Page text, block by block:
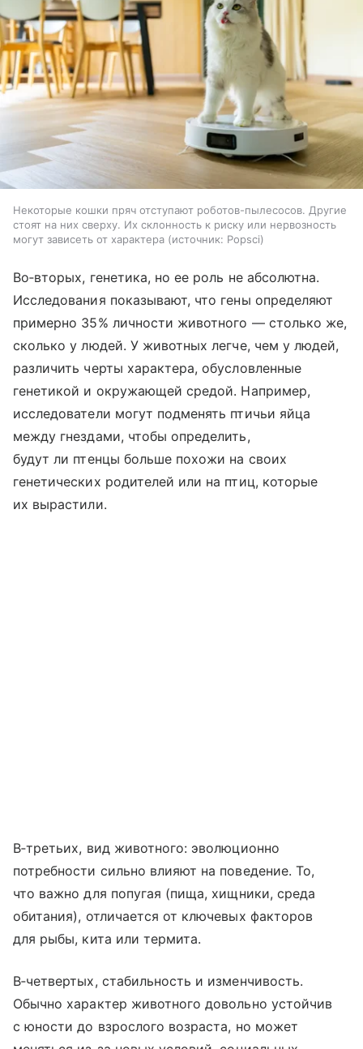
Некоторые кошки пряч отступают роботов-пылесосов. Другие
стоят на них сверху. Их склонность к риску или нервозность
могут зависеть от характера
источник: Popsci
Во‑вторых, генетика, но ее роль не абсолютна.
Исследования показывают, что гены определяют
примерно 35% личности животного — столько же,
сколько у людей. У животных легче, чем у людей,
различить черты характера, обусловленные
генетикой и окружающей средой. Например,
исследователи могут подменять птичьи яйца
между гнездами, чтобы определить,
будут ли птенцы больше похожи на своих
генетических родителей или на птиц, которые
их вырастили.
В‑третьих, вид животного: эволюционно
потребности сильно влияют на поведение. То,
что важно для попугая (пища, хищники, среда
обитания), отличается от ключевых факторов
для рыбы, кита или термита.
В‑четвертых, стабильность и изменчивость.
Обычно характер животного довольно устойчив
с юности до взрослого возраста, но может